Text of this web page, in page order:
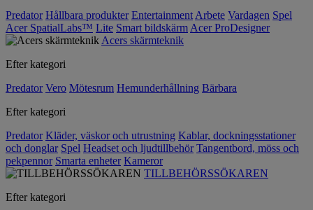
Predator Hållbara produkter Entertainment Arbete Vardagen Spel
Acer SpatialLabs™ Lite Smart bildskärm Acer ProDesigner
Acers skärmteknik
Efter kategori
Predator Vero Mötesrum Hemunderhållning Bärbara
Efter kategori
Predator Kläder, väskor och utrustning Kablar, dockningsstationer
och donglar Spel Headset och ljudtillbehör Tangentbord, möss och
pekpennor Smarta enheter Kameror
TILLBEHÖRSSÖKAREN
Efter kategori